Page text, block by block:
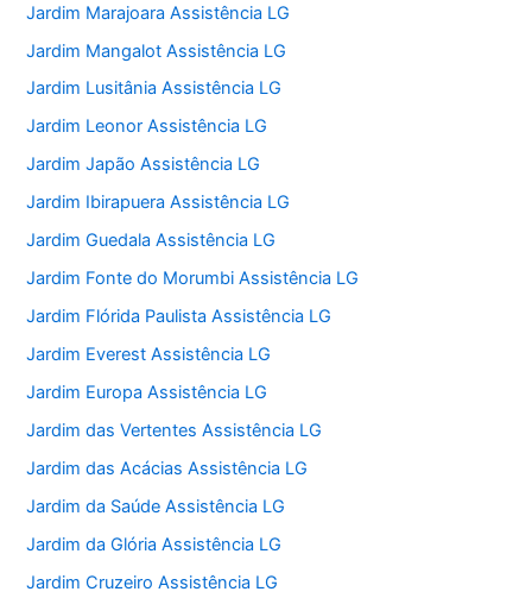
Jardim Marajoara Assistência LG
Jardim Mangalot Assistência LG
Jardim Lusitânia Assistência LG
Jardim Leonor Assistência LG
Jardim Japão Assistência LG
Jardim Ibirapuera Assistência LG
Jardim Guedala Assistência LG
Jardim Fonte do Morumbi Assistência LG
Jardim Flórida Paulista Assistência LG
Jardim Everest Assistência LG
Jardim Europa Assistência LG
Jardim das Vertentes Assistência LG
Jardim das Acácias Assistência LG
Jardim da Saúde Assistência LG
Jardim da Glória Assistência LG
Jardim Cruzeiro Assistência LG